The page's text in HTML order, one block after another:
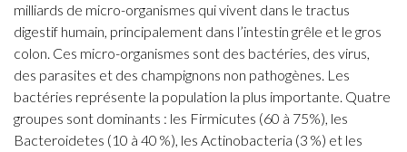
milliards de micro-organismes qui vivent dans le tractus
digestif humain, principalement dans l’intestin grêle et le gros
colon. Ces micro-organismes sont des bactéries, des virus,
des parasites et des champignons non pathogènes. Les
bactéries représente la population la plus importante. Quatre
groupes sont dominants : les Firmicutes (60 à 75%), les
Bacteroidetes (10 à 40 %), les Actinobacteria (3 %) et les